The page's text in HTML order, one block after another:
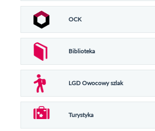
OCK
Biblioteka
LGD Owocowy szlak
Turystyka